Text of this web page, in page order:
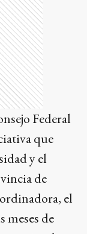
Federal
que
y el
de
el
meses de